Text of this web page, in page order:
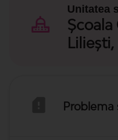
Unitatea
Școala
Problema